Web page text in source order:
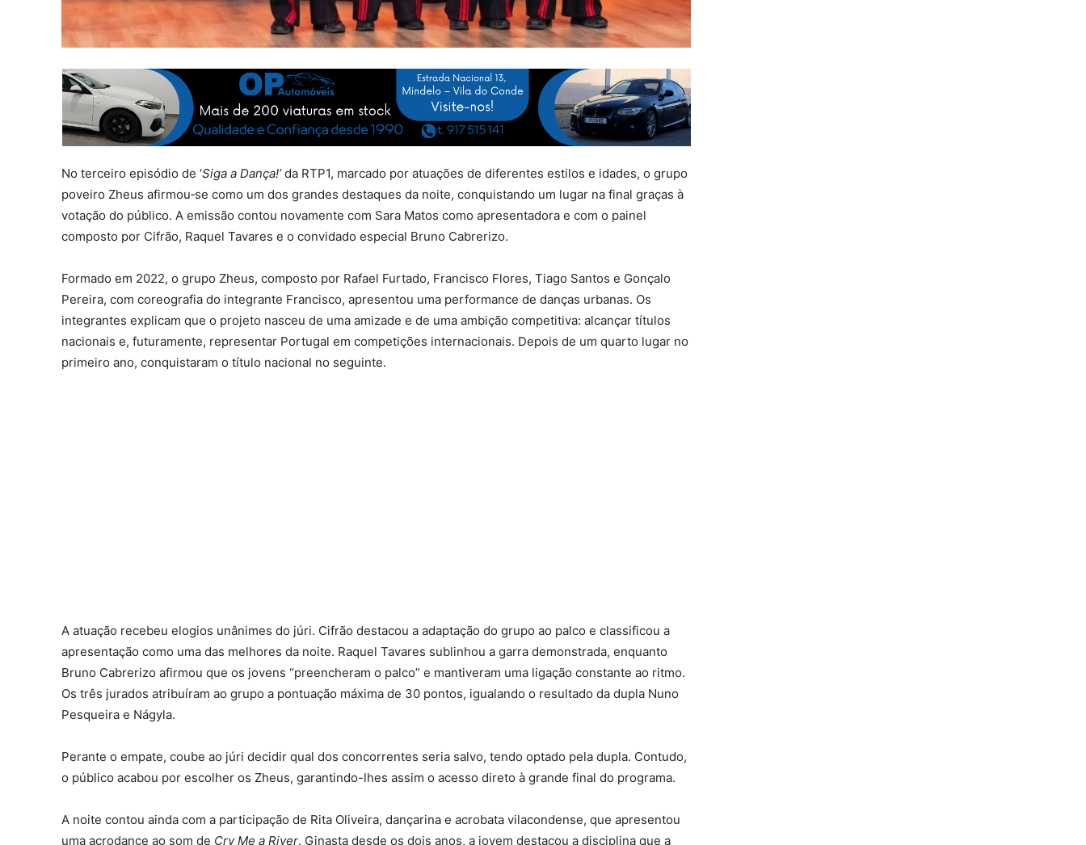
No terceiro episódio de ‘Siga a Dança!’da RTP1, marcado por atuações de diferentes estilos e idades, o grupo
poveiro Zheus afirmou‑se como um dos grandes destaques da noite, conquistando um lugar na final graças à
votação do público. A emissão contou novamente com Sara Matos como apresentadora e com o painel
composto por Cifrão, Raquel Tavares e o convidado especial Bruno Cabrerizo.
Formado em 2022, o grupo Zheus, composto por Rafael Furtado, Francisco Flores, Tiago Santos e Gonçalo
Pereira, com coreografia do integrante Francisco, apresentou uma performance de danças urbanas. Os
integrantes explicam que o projeto nasceu de uma amizade e de uma ambição competitiva: alcançar títulos
nacionais e, futuramente, representar Portugal em competições internacionais. Depois de um quarto lugar no
primeiro ano, conquistaram o título nacional no seguinte.
A atuação recebeu elogios unânimes do júri. Cifrão destacou a adaptação do grupo ao palco e classificou a
apresentação como uma das melhores da noite. Raquel Tavares sublinhou a garra demonstrada, enquanto
Bruno Cabrerizo afirmou que os jovens “preencheram o palco” e mantiveram uma ligação constante ao ritmo.
Os três jurados atribuíram ao grupo a pontuação máxima de 30 pontos, igualando o resultado da dupla Nuno
Pesqueira e Nágyla.
Perante o empate, coube ao júri decidir qual dos concorrentes seria salvo, tendo optado pela dupla. Contudo,
o público acabou por escolher os Zheus, garantindo-lhes assim o acesso direto à grande final do programa.
A noite contou ainda com a participação de Rita Oliveira, dançarina e acrobata vilacondense, que apresentou
uma acrodance ao som de Cry Me a River. Ginasta desde os dois anos, a jovem destacou a disciplina que a